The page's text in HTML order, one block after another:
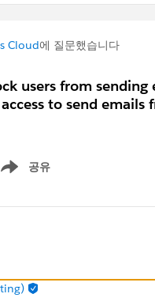
Cloud에 질문했습니다
users from
to send
공유
menu